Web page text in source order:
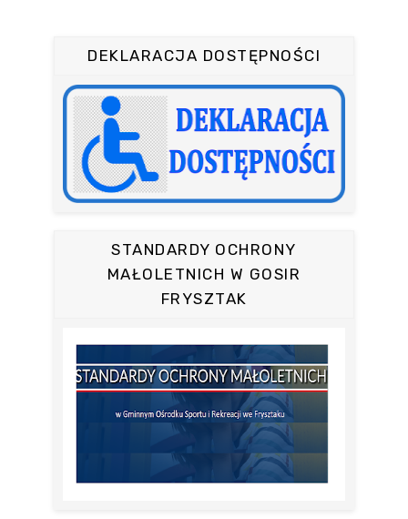
DEKLARACJA DOSTĘPNOŚCI
STANDARDY OCHRONY
MAŁOLETNICH W GOSIR
FRYSZTAK